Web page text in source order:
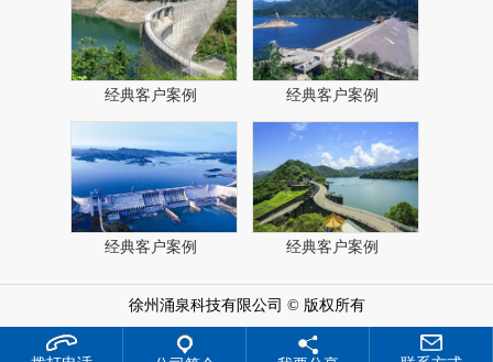
经典客户案例 经典客户案例
经典客户案例 经典客户案例
徐州涌泉科技有限公司 © 版权所有